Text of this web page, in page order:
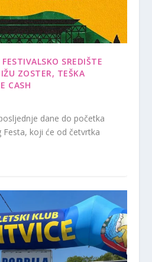
SREDIŠTE
ZOSTER, TEŠKA
CASH
dane do početka
Festa, koji će od četvrtka